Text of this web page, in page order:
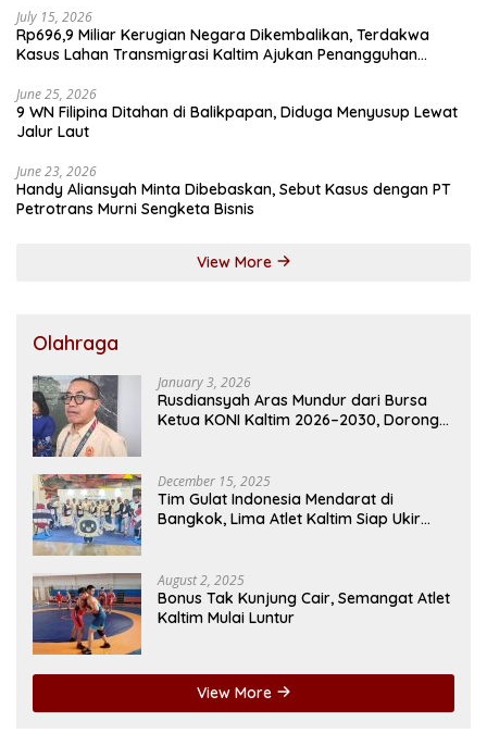
July 15, 2026
Rp696,9 Miliar Kerugian Negara Dikembalikan, Terdakwa
Kasus Lahan Transmigrasi Kaltim Ajukan Penangguhan
June 25, 2026
9 WN Filipina Ditahan di Balikpapan, Diduga Menyusup Lewat
Jalur Laut
June 23, 2026
Handy Aliansyah Minta Dibebaskan, Sebut Kasus dengan PT
Petrotrans Murni Sengketa Bisnis
View More
Olahraga
January 3, 2026
Rusdiansyah Aras Mundur dari Bursa
Ketua KONI Kaltim 2026–2030, Dorong
December 15, 2025
Tim Gulat Indonesia Mendarat di
Bangkok, Lima Atlet Kaltim Siap Ukir
August 2, 2025
Bonus Tak Kunjung Cair, Semangat Atlet
Kaltim Mulai Luntur
View More